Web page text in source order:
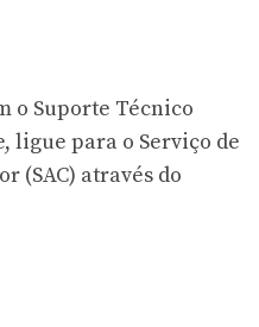
o Suporte Técnico
ligue para o Serviço de
(SAC) através do